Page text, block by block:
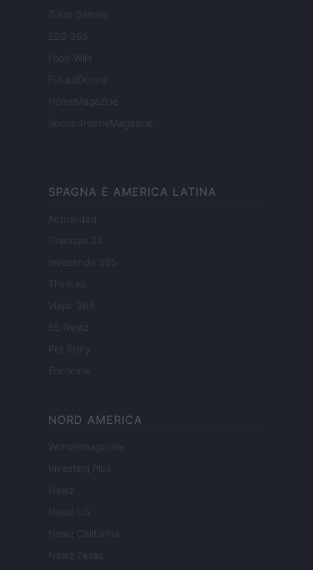
Tutto Gaming
ESG 365
Food Wiki
FuturoDonna
HomeMagazine
SecondHomeMagazine
SPAGNA E AMERICA LATINA
Actualidad
Finanzas 24
Investindo 365
Think.es
Viajar 365
ES Newz
Pet Story
Encocina
NORD AMERICA
Womanmagazine
Investing Plus
Newz
Newz US
Newz California
Newz Texas